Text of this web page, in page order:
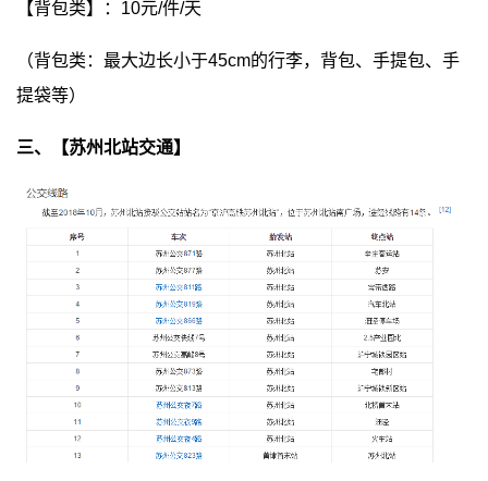
【背包类】：10元/件/天
（背包类：最大边长小于45cm的行李，背包、手提包、手
提袋等）
三、【苏州北站交通】